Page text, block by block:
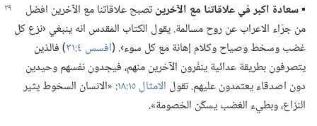
▪سعادة اكبرفيعلاقاتنا مع الآخرينتصبح علاقاتنامع الآخرين افضل
من جرّاء الاعراب عن روح مسالمة.‏ يقول الكتاب المقدس انه ينبغي ‹نزع كل
غضب وسخط وصياح وكلام إهانة مع كل سوء›.‏ (‏افسس ٤:‏٣١
‏)‏ فالذين
يتصرفون بطريقة عدائية ينفّرون الآخرين منهم،‏ فيجدون نفسهم وحيدين
دون اصدقاء يعتمدون عليهم.‏ تقول الامثال ١٥:‏١٨
‏:‏ «الانسان السخوط يثير
النزاع،‏ وبطيء الغضب يسكّن الخصومة».‏